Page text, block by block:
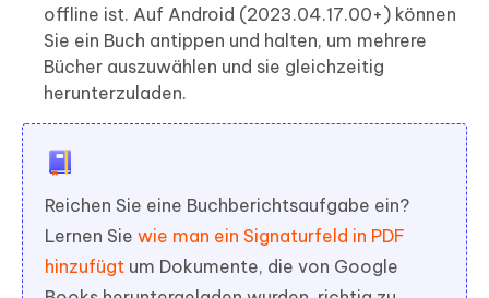
offline ist. Auf Android (2023.04.17.00+) können
Sie ein Buch antippen und halten, um mehrere
Bücher auszuwählen und sie gleichzeitig
herunterzuladen.
Reichen Sie eine Buchberichtsaufgabe ein?
Lernen Sie wie man ein Signaturfeld in PDF
hinzufügt um Dokumente, die von Google